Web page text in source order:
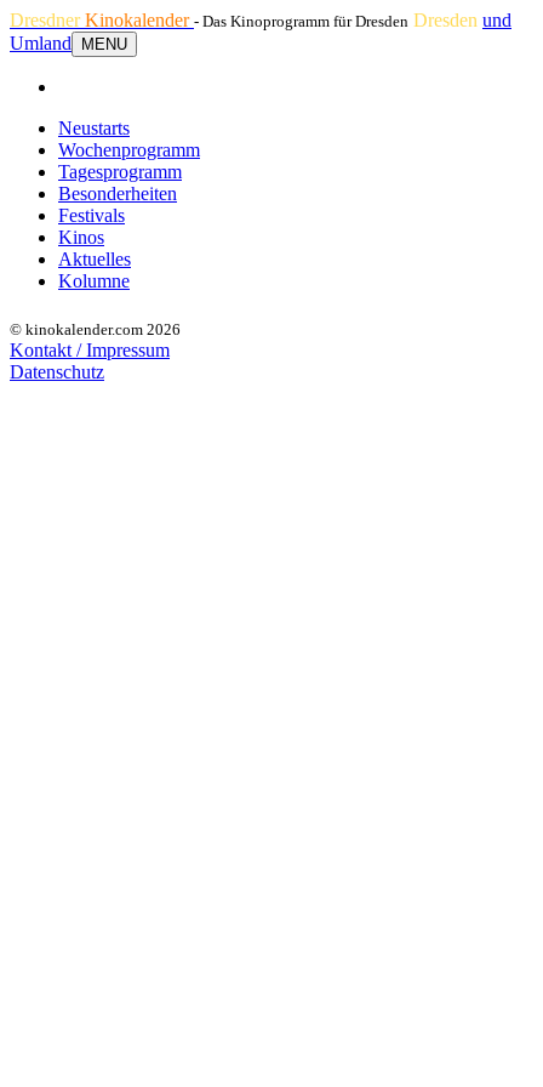
DresdnerKinokalender - Das Kinoprogramm für Dresden Dresden und
Umland
MENU
Neustarts
Wochenprogramm
Tagesprogramm
Besonderheiten
Festivals
Kinos
Aktuelles
Kolumne
© kinokalender.com 2026
Kontakt / Impressum
Datenschutz